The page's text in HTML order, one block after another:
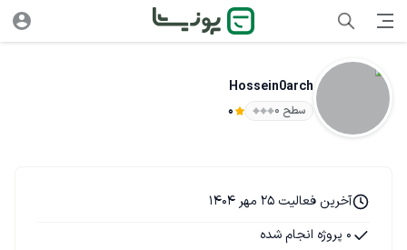
Hossein0arch
سطح ۰ 0
آخرین فعالیت 25 مهر 1404
0 پروژه انجام شده